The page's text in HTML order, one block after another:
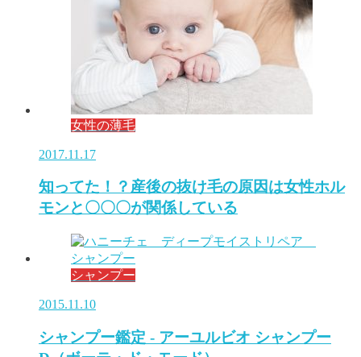
女性の薄毛
2017.11.17
知ってた！？産後の抜け毛の原因は女性ホル
モンと〇〇〇が関係している
シャンプー
2015.11.10
シャンプー鑑定 - アーユルビオ シャンプー